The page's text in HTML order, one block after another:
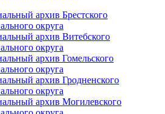
архив Брестского
округа
архив Витебского
округа
архив Гомельского
округа
архив Гродненского
округа
архив Могилевского